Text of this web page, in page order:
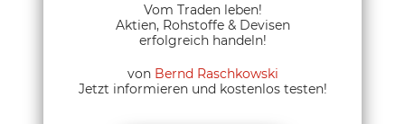
Vom Traden leben!
Aktien, Rohstoffe & Devisen
erfolgreich handeln!
von Bernd Raschkowski
Jetzt informieren und kostenlos testen!